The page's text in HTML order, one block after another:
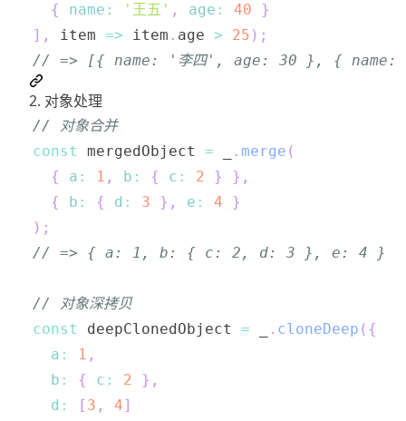
{
name : '王五' , age : 40
}
] , item => item . age > 25 ) ;
// => [{ name: '李四', age: 30 }, {
2. 对象处理
// 对象合并
const
mergedObject = . merge (
{
a : 1 , b : { c : 2 } } ,
{
b : { d : 3 } , e : 4
}
) ;
// => { a: 1, b: { c: 2, d: 3 }, e: 4 }
// 对象深拷贝
const
deepClonedObject = . cloneDeep ( {
a : 1 ,
b : { c : 2 } ,
d : [ 3 , 4]